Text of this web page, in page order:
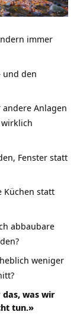
immer
und den
Anlagen
Fenster statt
Küchen statt
abbaubare
weniger
was wir
tun.»